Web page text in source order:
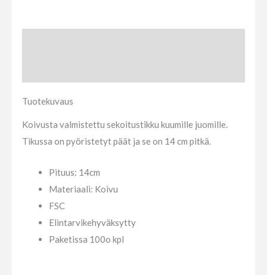
Tuotekuvaus
Koivusta valmistettu sekoitustikku kuumille juomille.
Tikussa on pyöristetyt päät ja se on 14 cm pitkä.
Pituus: 14cm
Materiaali: Koivu
FSC
Elintarvikehyväksytty
Paketissa 100o kpl